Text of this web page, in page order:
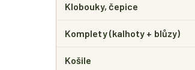
Klobouky, čepice
Komplety (kalhoty + blůzy)
Košile